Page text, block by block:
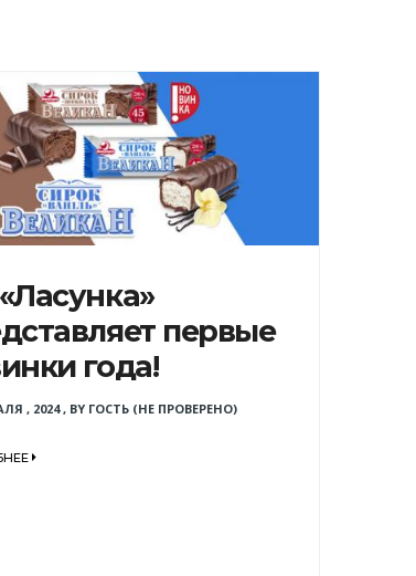
первые
года!
, 2024, BY ГОСТЬ (НЕ ПРОВЕРЕНО)